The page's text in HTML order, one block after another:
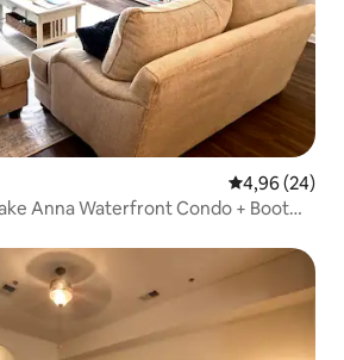
Gemiddelde
4,96 (24)
Anna Waterfront Condo + Boot